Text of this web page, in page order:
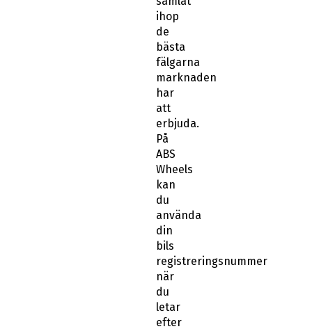
ihop
de
bästa
fälgarna
marknaden
har
att
erbjuda.
På
ABS
Wheels
kan
du
använda
din
bils
registreringsnummer
när
du
letar
efter